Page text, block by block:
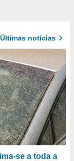
Últimas notícias
se a toda a